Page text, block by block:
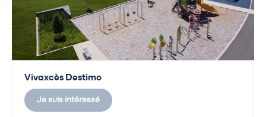
Vivaxcès Destimo
Je suis intéressé